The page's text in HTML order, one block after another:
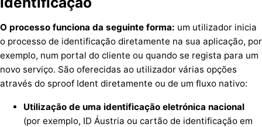
O processo funciona da seguinte forma: um utilizador inicia
o processo de identificação diretamente na sua aplicação, por
exemplo, num portal do cliente ou quando se regista para um
novo serviço. São oferecidas ao utilizador várias opções
através do sproof Ident diretamente ou de um fluxo nativo:
Utilização de uma identificação eletrónica nacional
(por exemplo, ID Áustria ou cartão de identificação em